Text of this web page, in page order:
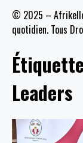
© 2025 –
quotidien. Tous
Leaders